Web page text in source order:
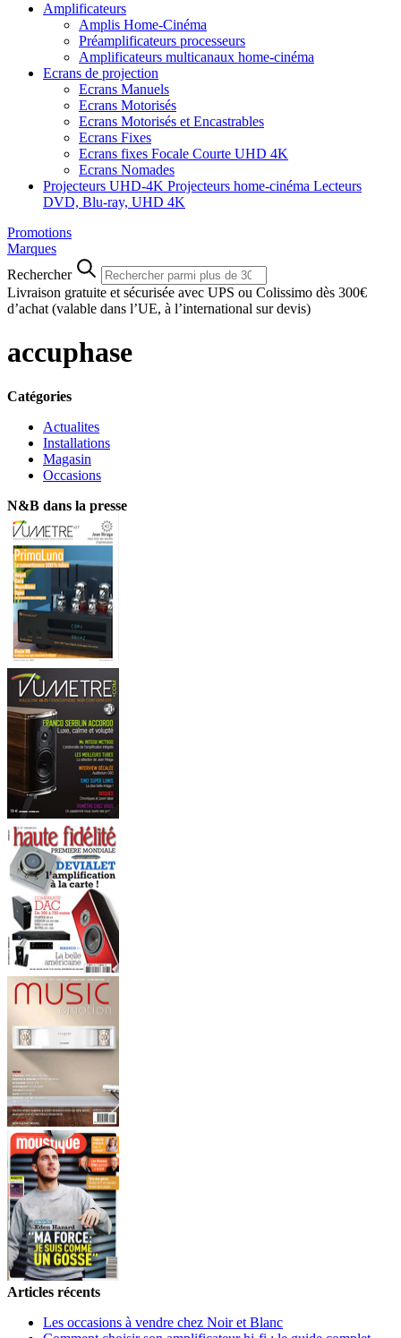
Amplificateurs
Amplis Home-Cinéma
Préamplificateurs processeurs
Amplificateurs multicanaux home-cinéma
Ecrans de projection
Ecrans Manuels
Ecrans Motorisés
Ecrans Motorisés et Encastrables
Ecrans Fixes
Ecrans fixes Focale Courte UHD 4K
Ecrans Nomades
Projecteurs UHD-4K Projecteurs home-cinéma Lecteurs
DVD, Blu-ray, UHD 4K
Promotions
Marques
Rechercher
Livraison gratuite et sécurisée avec UPS ou Colissimo dès 300€
d’achat (valable dans l’UE, à l’international sur devis)
accuphase
Catégories
Actualites
Installations
Magasin
Occasions
N&B dans la presse
Articles récents
Les occasions à vendre chez Noir et Blanc